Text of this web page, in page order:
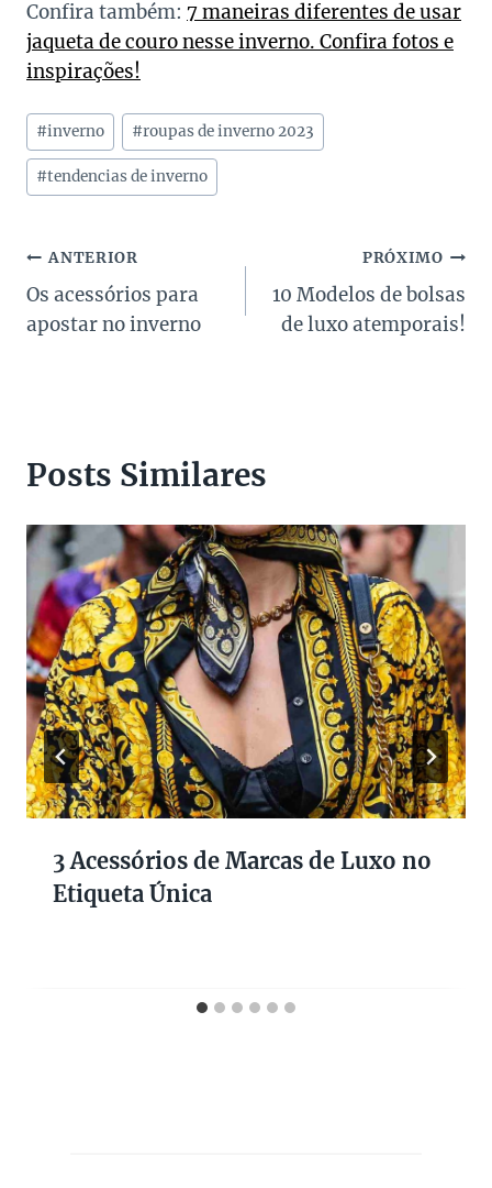
Confira também: 7 maneiras diferentes de usar
jaqueta de couro nesse inverno. Confira fotos e
inspirações!
Tags
do
Post:
#inverno #roupas de inverno 2023
#tendencias de inverno
Navegação
de
ANTERIOR
Os acessórios para
apostar no inverno
PRÓXIMO
10 Modelos de bolsas
de luxo atemporais!
Posts Similares
3 Acessórios de Marcas de Luxo no
Etiqueta Única